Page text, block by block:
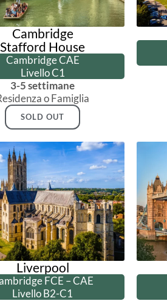
Cambridge
Stafford House
Cambridge CAE
Livello C1
3-5 settimane
o Famiglia
SOLD OUT
Liverpool
FCE – CAE
Livello B2-C1